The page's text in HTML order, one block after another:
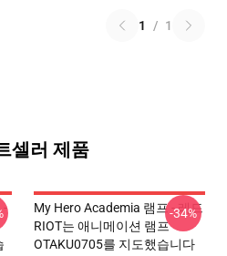
1 / 1
셀러 제품
-
My Hero Academia 램프 - 레드
RIOT는 애니메이션 램프
OTAKU0705를 지도했습니다
-34%